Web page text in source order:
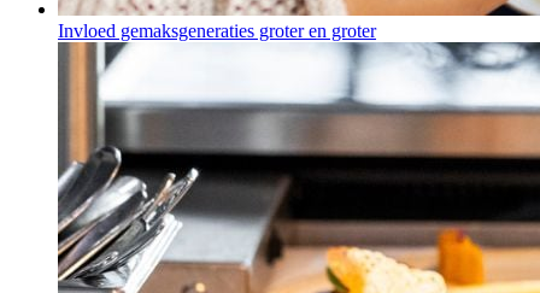
Invloed gemaksgeneraties groter en groter